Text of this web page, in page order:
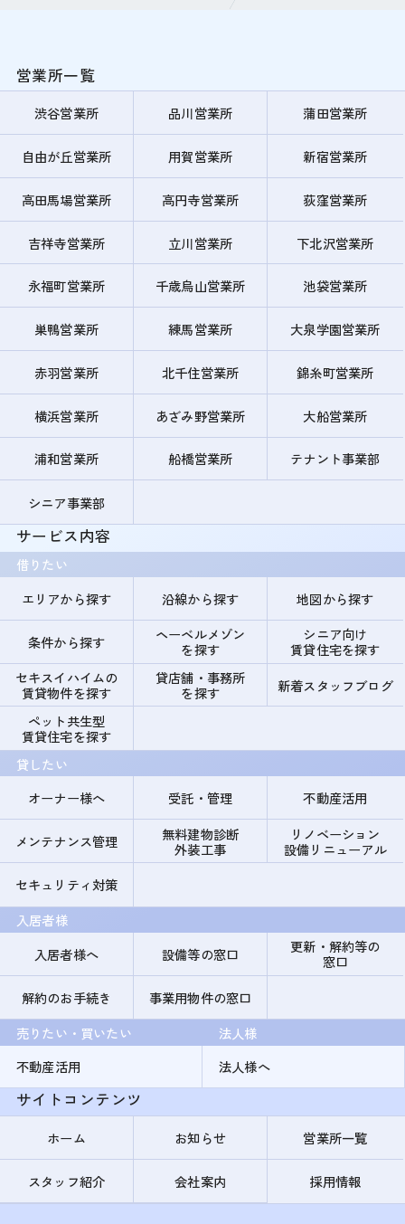
営業所一覧
渋谷営業所 品川営業所 蒲田営業所
自由が丘営業所 用賀営業所 新宿営業所
高田馬場営業所 高円寺営業所 荻窪営業所
吉祥寺営業所 立川営業所 下北沢営業所
永福町営業所 千歳烏山営業所 池袋営業所
巣鴨営業所 練馬営業所 大泉学園営業所
赤羽営業所 北千住営業所 錦糸町営業所
横浜営業所 あざみ野営業所 大船営業所
浦和営業所 船橋営業所 テナント事業部
シニア事業部
サービス内容
借りたい
エリアから探す
沿線から探す 地図から探す
条件から探す
ヘーベルメゾン
を探す
シニア向け
賃貸住宅を探す
セキスイハイムの
賃貸物件を探す
貸店舗・事務所
を探す
新着スタッフブログ
ペット共生型
賃貸住宅を探す
貸したい
オーナー様へ
受託・管理 不動産活用
メンテナンス管理
無料建物診断
外装工事
リノベーション
設備リニューアル
セキュリティ対策
入居者様
入居者様へ
設備等の窓口
更新・解約等の
窓口
解約のお手続き
事業用物件の窓口
売りたい・買いたい
不動産活用
法人様
法人様へ
サイトコンテンツ
ホーム お知らせ 営業所一覧
スタッフ紹介 会社案内 採用情報